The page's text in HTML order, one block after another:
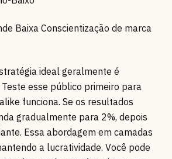
Baixa Conscientização de marca
ideal geralmente é
esse público primeiro para
funciona. Se os resultados
gradualmente para 2%, depois
Essa abordagem em camadas
a lucratividade. Você pode